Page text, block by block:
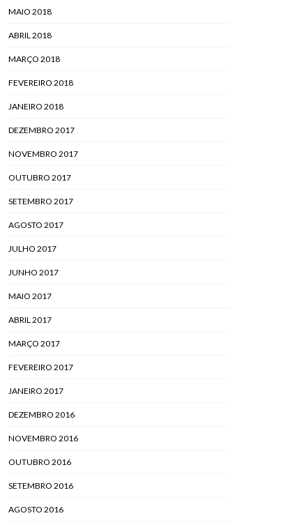
MAIO 2018
ABRIL 2018
MARÇO 2018
FEVEREIRO 2018
JANEIRO 2018
DEZEMBRO 2017
NOVEMBRO 2017
OUTUBRO 2017
SETEMBRO 2017
AGOSTO 2017
JULHO 2017
JUNHO 2017
MAIO 2017
ABRIL 2017
MARÇO 2017
FEVEREIRO 2017
JANEIRO 2017
DEZEMBRO 2016
NOVEMBRO 2016
OUTUBRO 2016
SETEMBRO 2016
AGOSTO 2016